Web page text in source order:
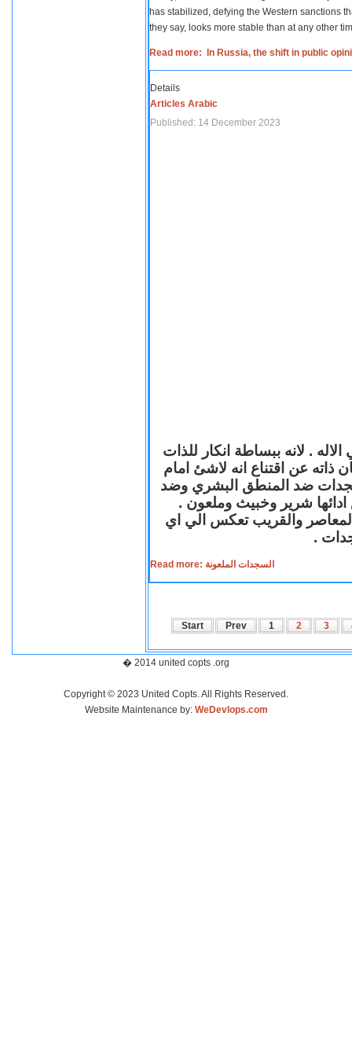
has stabilized, defying the Western sanctions
they say, looks more stable than at any other
Read more: In Russia, the shift in public
Details
Articles Arabic
Published: 14 December 2023
. لانه ببساطة انكار للذات
ذاته عن اقتناع انه لاشئ امام
ضد المنطق البشري وضد
ادائها شرير وخبيث وملعون .
المعاصر والقريب تعكس الي اي
.
Read more: السجدات الملعونة
Start Prev 1 2 3
� 2014 united copts .org
Copyright © 2023 United Copts. All Rights Reserved.
Website Maintenance by: WeDevlops.com